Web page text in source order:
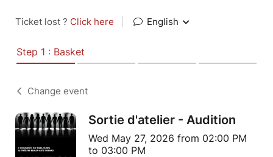
Ticket lost ? Click here English
Step 1 : Basket
Change event
Sortie d'atelier - Audition
Wed May 27, 2026 from 02:00 PM
to 03:00 PM